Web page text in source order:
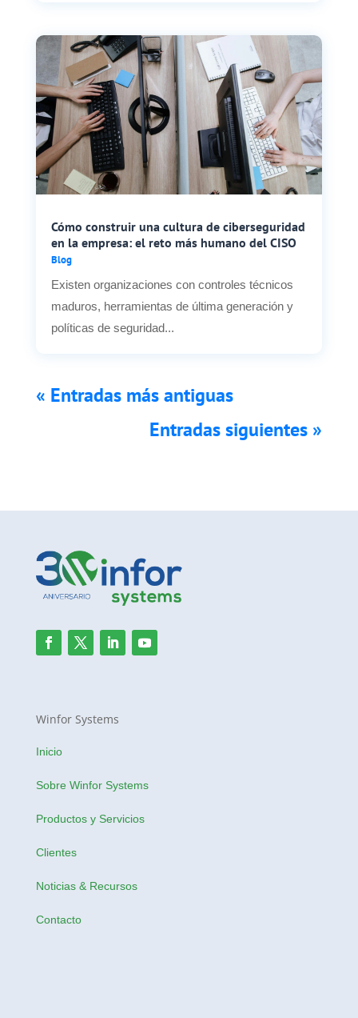
Cómo construir una cultura de ciberseguridad
en la empresa: el reto más humano del CISO
Blog
Existen organizaciones con controles técnicos
maduros, herramientas de última generación y
políticas de seguridad...
« Entradas más antiguas
Entradas siguientes »
Winfor Systems
Inicio
Sobre Winfor Systems
Productos y Servicios
Clientes
Noticias & Recursos
Contacto